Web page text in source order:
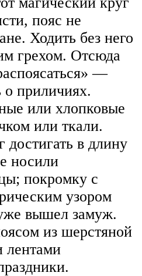
пояс не
Ходить без него
грехом. Отсюда
—
о приличиях.
или хлопковые
или ткали.
в длину
носили
покромку с
узором
вышел замуж.
из шерстяной
лентами